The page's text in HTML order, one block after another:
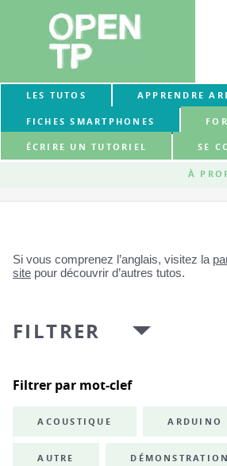
LES TUTOS APPRENDRE
FICHES SMARTPHONES
ÉCRIRE UN TUTORIEL SE
À
Si vous comprenez l’anglais, visitez la
site pour découvrir d’autres tutos.
FILTRER
Filtrer par mot-clef
ACOUSTIQUE ARDUINO
AUTRE DÉMONSTRATION